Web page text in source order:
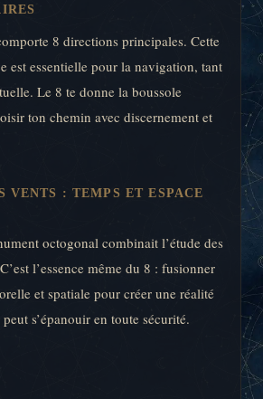
8 directions principales. Cette
est essentielle pour la navigation, tant
Le 8 te donne la boussole
ton chemin avec discernement et
VENTS : TEMPS ET ESPACE
octogonal combinait l’étude des
l’essence même du 8 : fusionner
et spatiale pour créer une réalité
s’épanouir en toute sécurité.